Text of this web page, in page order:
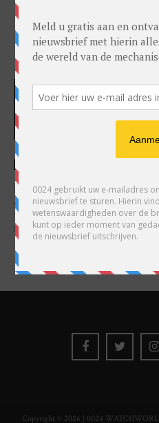
Hoofdredacteur en uitgever van 0024
ondernemer in hart en nieren, voor wie
Wijnschenk is uitgeven levenslange
horloges.
Copyright © 2026 | 0024